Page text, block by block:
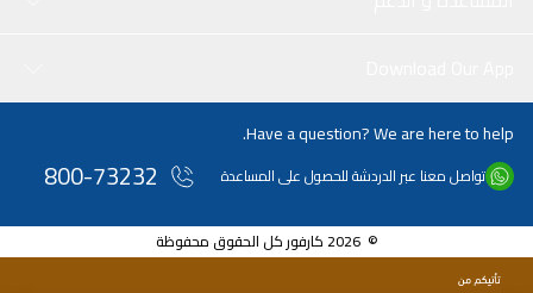
Have a question? We are here to help.
تواصل معنا عبر الدردشة للحصول على المساعدة 800-73232
© 2026 كارفور كل الحقوق محفوظة